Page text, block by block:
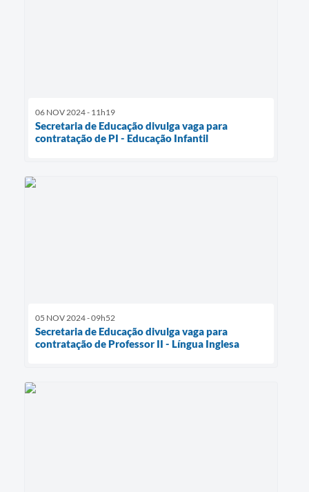
06 NOV 2024 - 11h19
Secretaria de Educação divulga vaga para
contratação de PI - Educação Infantil
05 NOV 2024 - 09h52
Secretaria de Educação divulga vaga para
contratação de Professor II - Língua Inglesa